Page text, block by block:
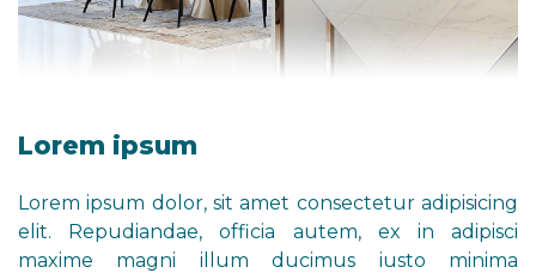
Lorem ipsum
Lorem ipsum dolor, sit amet consectetur adipisicing
elit. Repudiandae, officia autem, ex in adipisci
maxime magni illum ducimus iusto minima